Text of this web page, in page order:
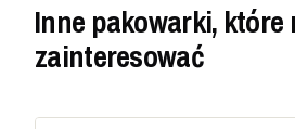
Inne pakowarki, które
zainteresować